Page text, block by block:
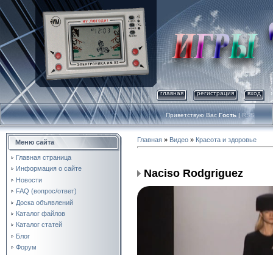
главная регистрация вход
Приветствую Вас Гость | RSS
Меню сайта
Главная страница
Информация о сайте
Новости
FAQ (вопрос/ответ)
Доска объявлений
Каталог файлов
Каталог статей
Блог
Форум
Главная » Видео » Красота и здоровье
Naciso Rodgriguez